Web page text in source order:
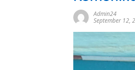
Admin24
September 12,